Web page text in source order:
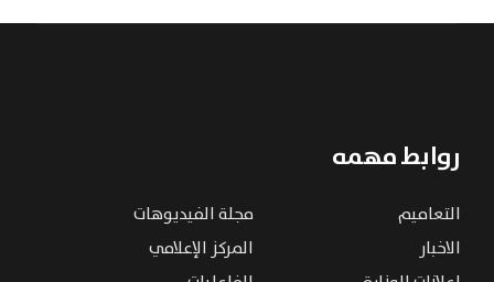
روابط مهمه
التعاميم
مجلة الفيديوهات
الاخبار
المركز الإعلامي